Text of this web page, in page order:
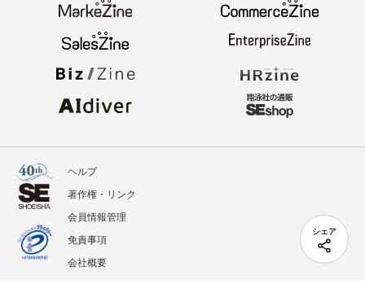
シェア
ヘルプ
著作権・リンク
会員情報管理
免責事項
会社概要